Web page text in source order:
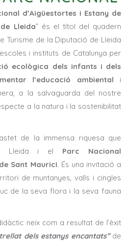
d’Aigüestortes i Estany de
Lleida” és el títol del quadern
Turisme de la Diputació de Lleida
i instituts de Catalunya per
ecològica dels infants i dels
l’educació ambiental i
a la salvaguarda del nostre
a la natura i la sostenibilitat
de la immensa riquesa que
Lleida i el Parc Nacional
Sant Maurici. És una invitació a
de muntanyes, valls i cingles
de la seva flora i la seva fauna
neix com a resultat de l’èxit
dels estanys encantats” de